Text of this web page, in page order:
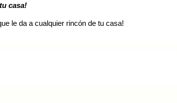
casa!
le da a cualquier rincón de tu casa!